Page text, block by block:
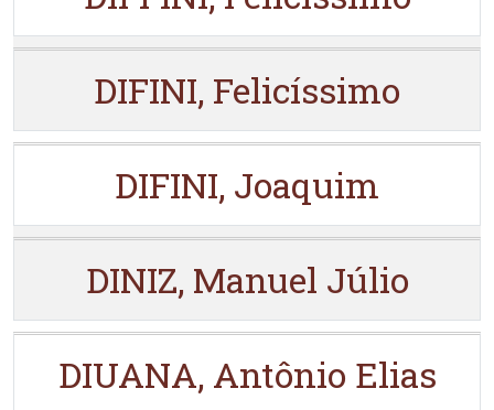
DIFINI, Felicíssimo
DIFINI, Joaquim
DINIZ, Manuel Júlio
DIUANA, Antônio Elias